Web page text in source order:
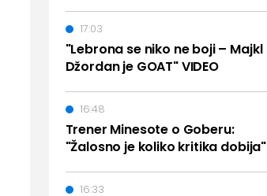
"Lebrona se niko ne boji – Majkl
Džordan je GOAT" VIDEO
17:03
Trener Minesote o Goberu:
"Žalosno je koliko kritika dobija"
16:48
16:33